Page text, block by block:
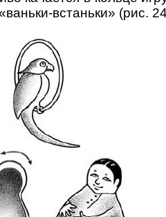
встаньки» (рис.